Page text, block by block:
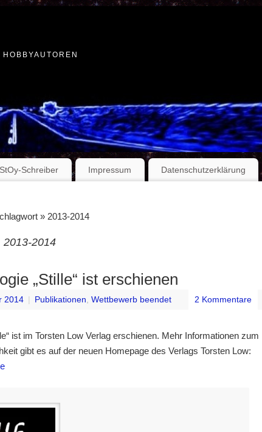
StOy-Schreiber Impressum Datenschutzerklärung
» 2013-2014
2013-2014
„Stille“ ist erschienen
2014 Publikationen, Wettbewerb beendet 2 Kommentare
ist im Torsten Low Verlag erschienen. Mehr Informationen zum
gibt es auf der neuen Homepage des Verlags Torsten Low: